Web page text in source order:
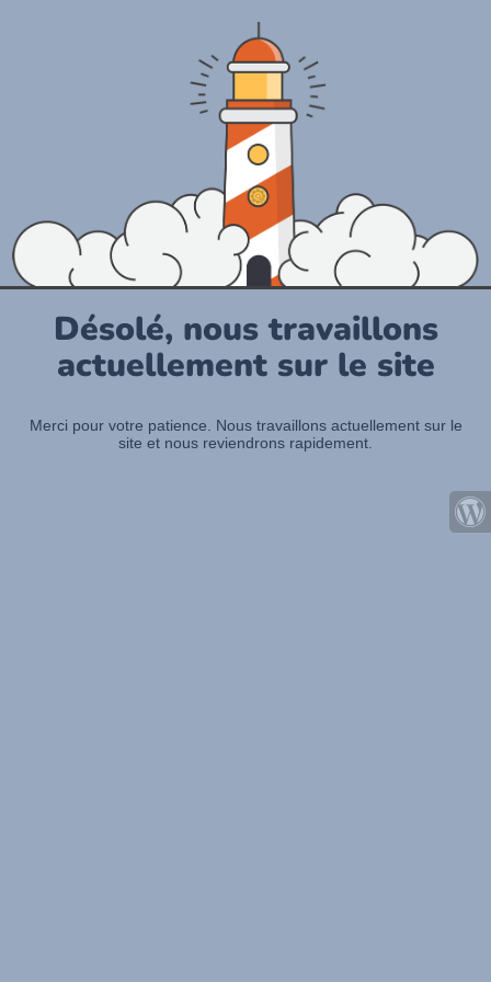
Désolé, nous travaillons
actuellement sur le site
Merci pour votre patience. Nous travaillons actuellement sur le
site et nous reviendrons rapidement.